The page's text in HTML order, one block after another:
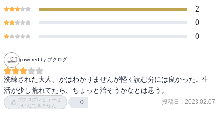
「メンターはいなくてもいい。いろいろな友達から話を聞こう」
「五感のうち、得意でない感覚も使うと、暮らしがもっと豊かにな
「どうせなら美しい女子会を。見た目にも音にも意識を向けよう」
「無理にミニマリストを目指さない。整頓できるマキシマリストも
素敵」
「コンプレックスがあると気づけただけで、魅力ある女性の入り口
にいる」
「一人で立てる、誰かとも組める。柔らかい六角形な人になろう」
2
0
0
powered by ブクログ
洗練された大人、かはわかりませんが軽く読む分には良かった。生
活が少し荒れてたら、ちょっと治そうかなとは思う。
ブクログレビューは
いいねできません
0 投稿日 : 2023.02.07